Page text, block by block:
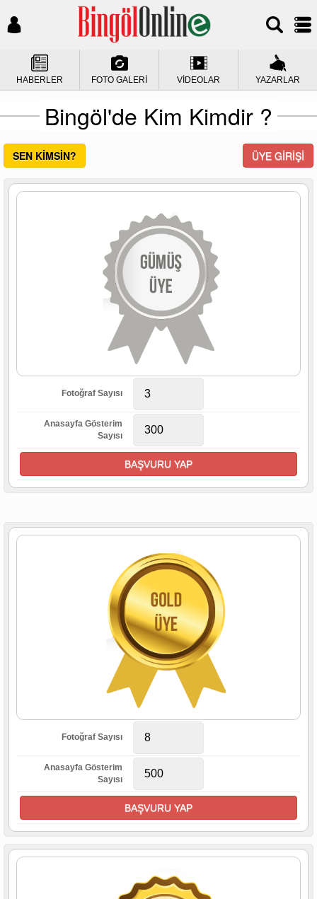
HABERLER FOTO GALERİ VİDEOLAR YAZARLAR
Bingöl'de Kim Kimdir ?
SEN KİMSİN? ÜYE GİRİŞİ
Fotoğraf Sayısı 3
Anasayfa Gösterim
Sayısı
300
BAŞVURU YAP
Fotoğraf Sayısı 8
Anasayfa Gösterim
Sayısı
500
BAŞVURU YAP